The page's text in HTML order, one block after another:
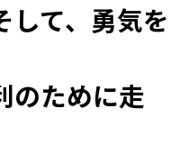
して、勇気を
のために走